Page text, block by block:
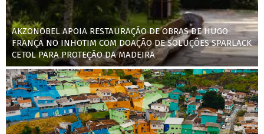
AKZONOBEL APOIA RESTAURAÇÃO DE OBRAS DE HUGO
FRANÇA NO INHOTIM COM DOAÇÃO DE SOLUÇÕES SPARLACK
CETOL PARA PROTEÇÃO DA MADEIRA